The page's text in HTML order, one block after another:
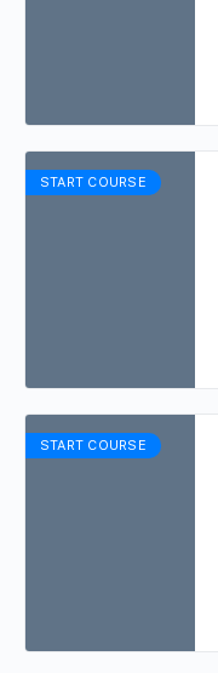
START COURSE
START COURSE